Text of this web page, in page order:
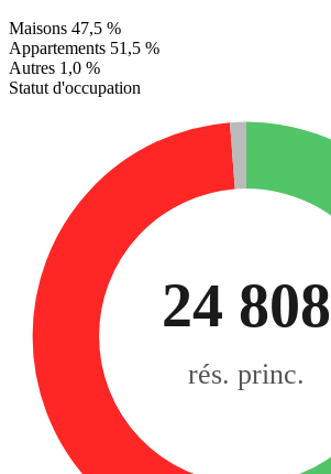
Maisons 47,5 %
Appartements 51,5 %
Autres 1,0 %
Statut d'occupation
24 808
rés. princ.